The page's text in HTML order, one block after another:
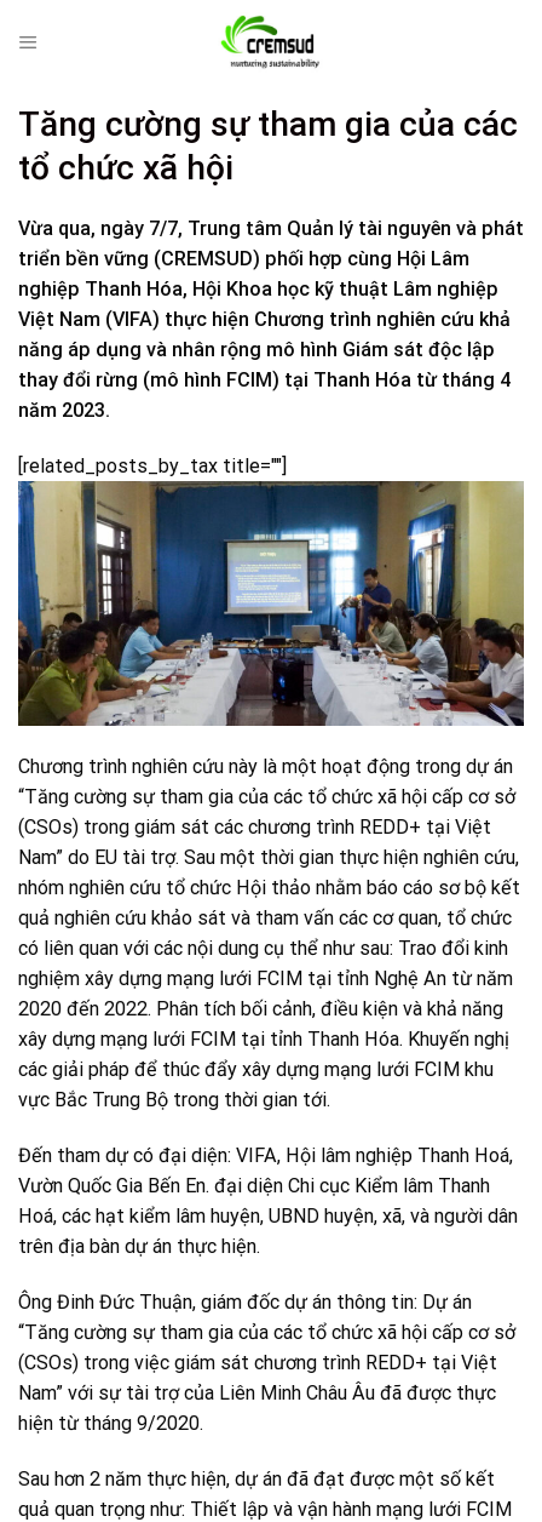
Tăng cường sự tham gia của các
tổ chức xã hội
Vừa qua, ngày 7/7, Trung tâm Quản lý tài nguyên và phát
triển bền vững (CREMSUD) phối hợp cùng Hội Lâm
nghiệp Thanh Hóa, Hội Khoa học kỹ thuật Lâm nghiệp
Việt Nam (VIFA) thực hiện Chương trình nghiên cứu khả
năng áp dụng và nhân rộng mô hình Giám sát độc lập
thay đổi rừng (mô hình FCIM) tại Thanh Hóa từ tháng 4
năm 2023.
[related_posts_by_tax title=""]
Chương trình nghiên cứu này là một hoạt động trong dự án
“Tăng cường sự tham gia của các tổ chức xã hội cấp cơ sở
(CSOs) trong giám sát các chương trình REDD+ tại Việt
Nam” do EU tài trợ. Sau một thời gian thực hiện nghiên cứu,
nhóm nghiên cứu tổ chức Hội thảo nhằm báo cáo sơ bộ kết
quả nghiên cứu khảo sát và tham vấn các cơ quan, tổ chức
có liên quan với các nội dung cụ thể như sau: Trao đổi kinh
nghiệm xây dựng mạng lưới FCIM tại tỉnh Nghệ An từ năm
2020 đến 2022. Phân tích bối cảnh, điều kiện và khả năng
xây dựng mạng lưới FCIM tại tỉnh Thanh Hóa. Khuyến nghị
các giải pháp để thúc đẩy xây dựng mạng lưới FCIM khu
vực Bắc Trung Bộ trong thời gian tới.
Đến tham dự có đại diện: VIFA, Hội lâm nghiệp Thanh Hoá,
Vườn Quốc Gia Bến En. đại diện Chi cục Kiểm lâm Thanh
Hoá, các hạt kiểm lâm huyện, UBND huyện, xã, và người dân
trên địa bàn dự án thực hiện.
Ông Đinh Đức Thuận, giám đốc dự án thông tin: Dự án
“Tăng cường sự tham gia của các tổ chức xã hội cấp cơ sở
(CSOs) trong việc giám sát chương trình REDD+ tại Việt
Nam” với sự tài trợ của Liên Minh Châu Âu đã được thực
hiện từ tháng 9/2020.
Sau hơn 2 năm thực hiện, dự án đã đạt được một số kết
quả quan trọng như: Thiết lập và vận hành mạng lưới FCIM